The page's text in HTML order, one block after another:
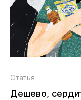
Статья
Дешево,